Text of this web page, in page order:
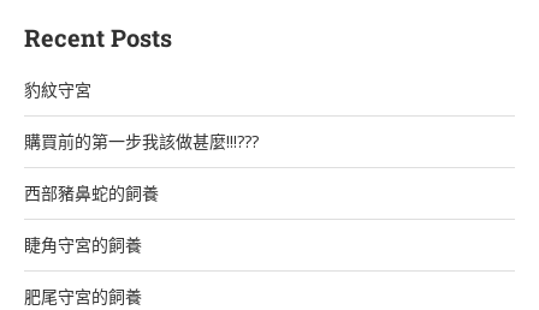
Recent Posts
豹紋守宮
購買前的第一步我該做甚麼!!!???
西部豬鼻蛇的飼養
睫角守宮的飼養
肥尾守宮的飼養